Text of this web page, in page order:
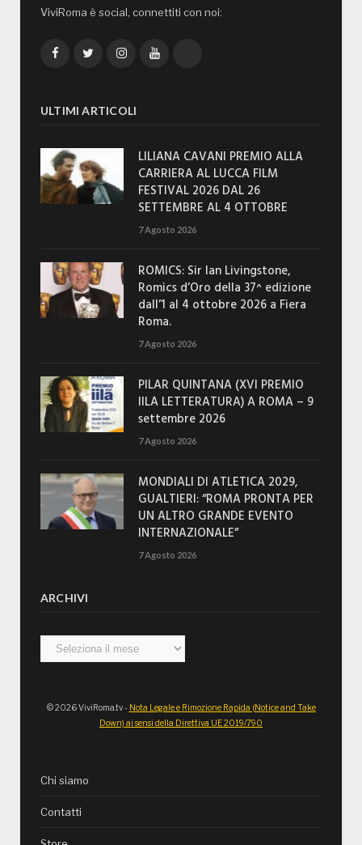
ViviRoma è social, connettiti con noi:
FacebookTwitterInstagramYouTube
ULTIMI ARTICOLI
LILIANA CAVANI PREMIO ALLA
CARRIERA AL LUCCA FILM
FESTIVAL 2026 DAL 26
SETTEMBRE AL 4 OTTOBRE
7 Agosto 2026
ROMICS: Sir Ian Livingstone,
Romics d’Oro della 37^ edizione
dall’1 al 4 ottobre 2026 a Fiera
Roma.
7 Agosto 2026
PILAR QUINTANA (XVI PREMIO
IILA LETTERATURA) A ROMA – 9
settembre 2026
7 Agosto 2026
MONDIALI DI ATLETICA 2029,
GUALTIERI: “ROMA PRONTA PER
UN ALTRO GRANDE EVENTO
INTERNAZIONALE”
7 Agosto 2026
ARCHIVI
Archivi
© 2026 ViviRoma.tv - Nota Legale e Rimozione Rapida (Notice and Take
Down) ai sensi della Direttiva UE 2019/790
Chi siamo
Contatti